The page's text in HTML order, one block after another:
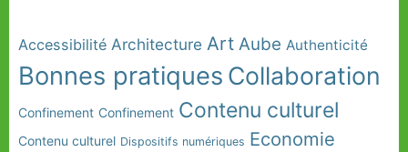
Accessibilité Architecture Art Aube Authenticité
Bonnes pratiques Collaboration
Confinement Confinement Contenu culturel
Contenu culturel Dispositifs numériques Economie